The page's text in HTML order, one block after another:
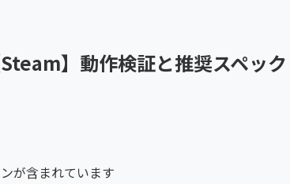
】動作検証と推奨スペック
が含まれています